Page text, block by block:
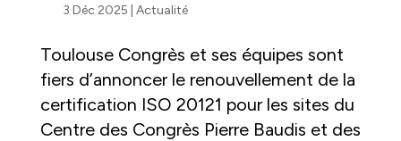
3 Déc 2025 Actualité
Toulouse Congrès et ses équipes sont
fiers d’annoncer le renouvellement de la
certification ISO 20121 pour les sites du
Centre des Congrès Pierre Baudis et des